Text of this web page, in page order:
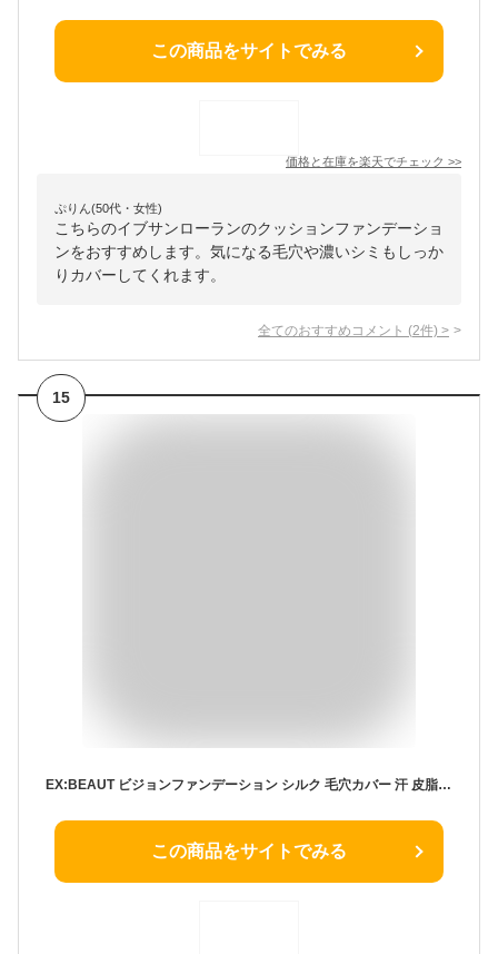
この商品をサイトでみる
価格と在庫を楽天でチェック >>
ぷりん(50代・女性)
こちらのイブサンローランのクッションファンデーショ
ンをおすすめします。気になる毛穴や濃いシミもしっか
りカバーしてくれます。
全てのおすすめコメント (2件) >
15
EX:BEAUT ビジョンファンデーション シルク 毛穴カバー 汗 皮脂に強い 崩れにくい パウダーファンデーション 日本製 国産 (オークル02 自然な印象, レフィル) エクスボーテ
この商品をサイトでみる